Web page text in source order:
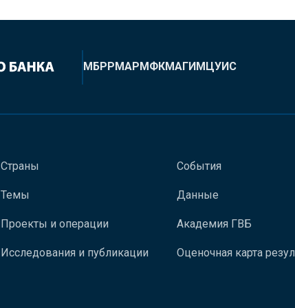
МБРРМАРМФКМАГИМЦУИС
Страны
Темы
Проекты и операции
Исследования и публикации
События
Данные
Академия ГВБ
Оценочная карта